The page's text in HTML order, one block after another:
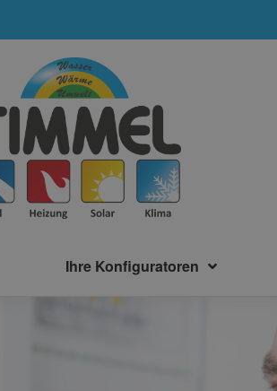
Ihre Konfiguratoren